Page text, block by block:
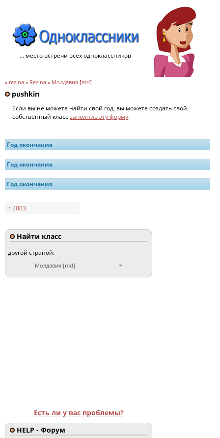
... место встречи всех одноклассников
» rezina » Rezina » Молдавия [md]
pushkin
Если вы не можете найти свой год, вы можете создать свой
собственный классзаполнив эту форму.
Год окончания
Год окончания
Год окончания
2003
Найти класс
другой страной:
Молдавия [md]
Есть ли у вас проблемы?
HELP - Форум